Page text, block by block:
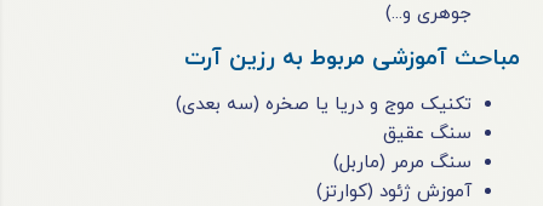
جوهری و...)
مباحث آموزشی مربوط به رزین آرت
تکنیک موج و دریا یا صخره (سه بعدی)
سنگ عقیق
سنگ مرمر (ماربل)
آموزش ژئود (کوارتز)